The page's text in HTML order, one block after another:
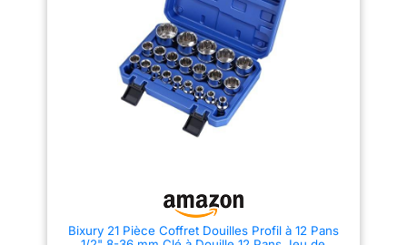
fera de son mieux
pour vous offrir la
meilleure expérience
d'achat possible
de qualité supérieure forgé
pour résister à des niveaux
extrêmes de changement de
couple contre les fixations.
Marquages hautement visibles
gravés au laser sur finition
phosphate noire résistante à la
corrosion pour identifier
facilement les dimensions, les
Bixury 21 Pièce Coffret Douilles Profil à 12 Pans